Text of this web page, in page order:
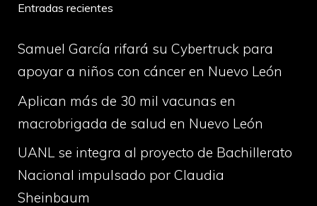
Entradas recientes
Samuel García rifará su Cybertruck para
apoyar a niños con cáncer en Nuevo León
Aplican más de 30 mil vacunas en
macrobrigada de salud en Nuevo León
UANL se integra al proyecto de Bachillerato
Nacional impulsado por Claudia
Sheinbaum